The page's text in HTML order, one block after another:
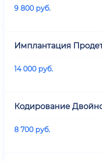
9 800 руб.
Имплантация
14 000 руб.
Кодирование
8 700 руб.